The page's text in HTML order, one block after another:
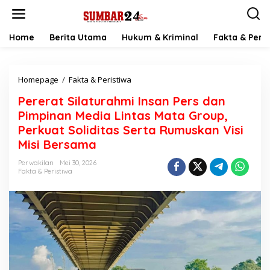
Home Berita Utama Hukum & Kriminal Fakta &
Homepage / Fakta & Peristiwa
r
e
r
a
t
u
r
a
h
Pererat Silaturahmi Insan Pers dan
Pimpinan Media Lintas Mata Group,
Perkuat Soliditas Serta Rumuskan Visi
Misi Bersama
Perwakilan
Mei 30, 2026
Fakta & Peristiwa